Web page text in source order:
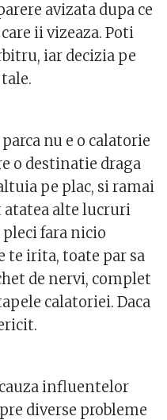
avizata dupa ce
ii vizeaza. Poti
iar decizia pe
nu e o calatorie
o destinatie draga
pe plac, si ramai
atatea alte lucruri
fara nicio
irita, toate par sa
de nervi, complet
calatoriei. Daca
influentelor
diverse probleme